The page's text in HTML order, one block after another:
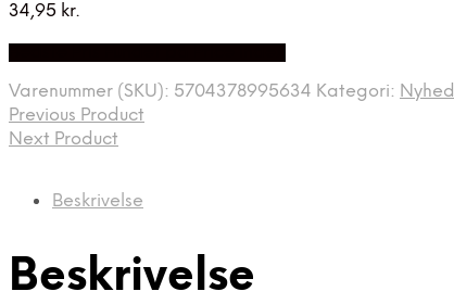
34,95 kr.
Varenummer (SKU): 5704378995634 Kategori:
Previous Product
Next Product
Beskrivelse
Beskrivelse